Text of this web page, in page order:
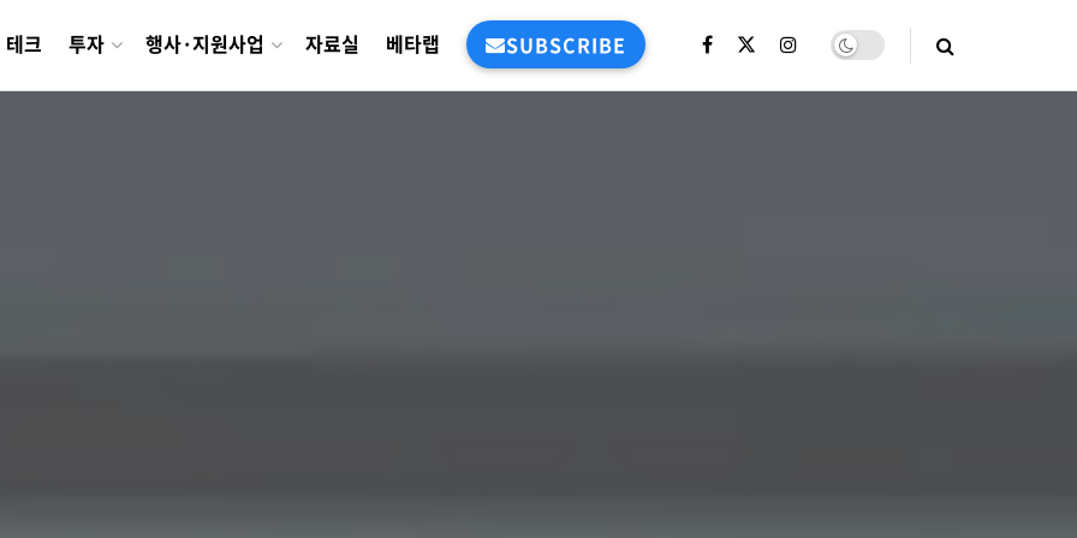
테크 투자 행사·지원사업 자료실 베타랩 SUBSCRIBE